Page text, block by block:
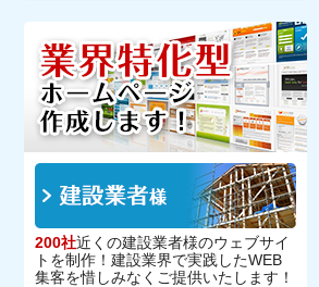
200社近くの建設業者様のウェブサイ
トを制作！建設業界で実践したWEB
集客を惜しみなくご提供いたします！